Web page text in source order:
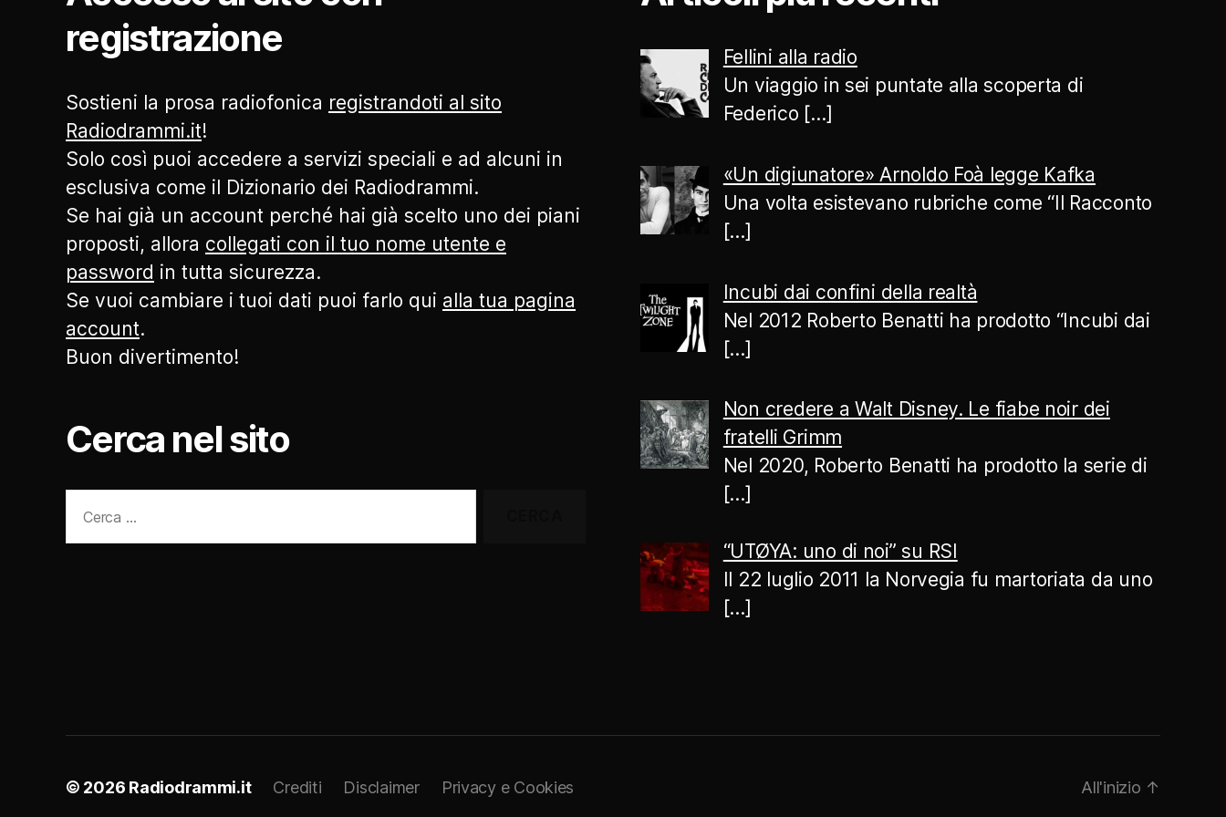
registrazione
Sostieni la prosa radiofonica registrandoti al sito
Radiodrammi.it!
Solo così puoi accedere a servizi speciali e ad alcuni in
esclusiva come il Dizionario dei Radiodrammi.
Se hai già un account perché hai già scelto uno dei piani
proposti, allora collegati con il tuo nome utente e
password in tutta sicurezza.
Se vuoi cambiare i tuoi dati puoi farlo qui alla tua pagina
account.
Buon divertimento!
Cerca nel sito
Fellini alla radio
Un viaggio in sei puntate alla scoperta di
Federico […]
«Un digiunatore» Arnoldo Foà legge Kafka
Una volta esistevano rubriche come “Il Racconto
[…]
Incubi dai confini della realtà
Nel 2012 Roberto Benatti ha prodotto “Incubi dai
[…]
Non credere a Walt Disney. Le fiabe noir dei
fratelli Grimm
Nel 2020, Roberto Benatti ha prodotto la serie di
[…]
“UTØYA: uno di noi” su RSI
Il 22 luglio 2011 la Norvegia fu martoriata da uno
[…]
© 2026 Radiodrammi.it Crediti Disclaimer Privacy e Cookies All'inizio ↑